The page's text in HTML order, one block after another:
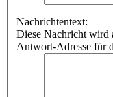
Nachrichtentext:
Diese Nachricht wird
Antwort-Adresse für